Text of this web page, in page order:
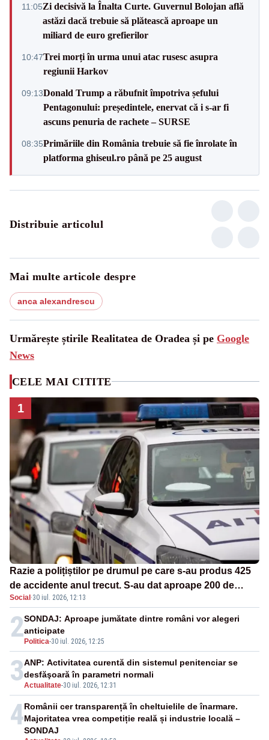
11:05Zi decisivă la Înalta Curte. Guvernul Bolojan află
astăzi dacă trebuie să plătească aproape un
miliard de euro grefierilor
10:47Trei morți în urma unui atac rusesc asupra
regiunii Harkov
09:13Donald Trump a răbufnit împotriva șefului
Pentagonului: președintele, enervat că i s-ar fi
ascuns penuria de rachete – SURSE
08:35Primăriile din România trebuie să fie înrolate în
platforma ghiseul.ro până pe 25 august
Distribuie articolul
Mai multe articole despre
anca alexandrescu
Urmărește știrile Realitatea de Oradea și pe Google
News
CELE MAI CITITE
1
Razie a polițiștilor pe drumul pe care s-au produs 425
de accidente anul trecut. S-au dat aproape 200 de
amenzi
Social ·30 iul. 2026, 12:13
2 Politica-30 iul. 2026, 12:25
SONDAJ: Aproape jumătate dintre români vor alegeri
anticipate
3Actualitate-30 iul. 2026, 12:31
ANP: Activitatea curentă din sistemul penitenciar se
desfăşoară în parametri normali
4Românii cer transparență în cheltuielile de înarmare.
Majoritatea vrea competiție reală și industrie locală –
SONDAJ